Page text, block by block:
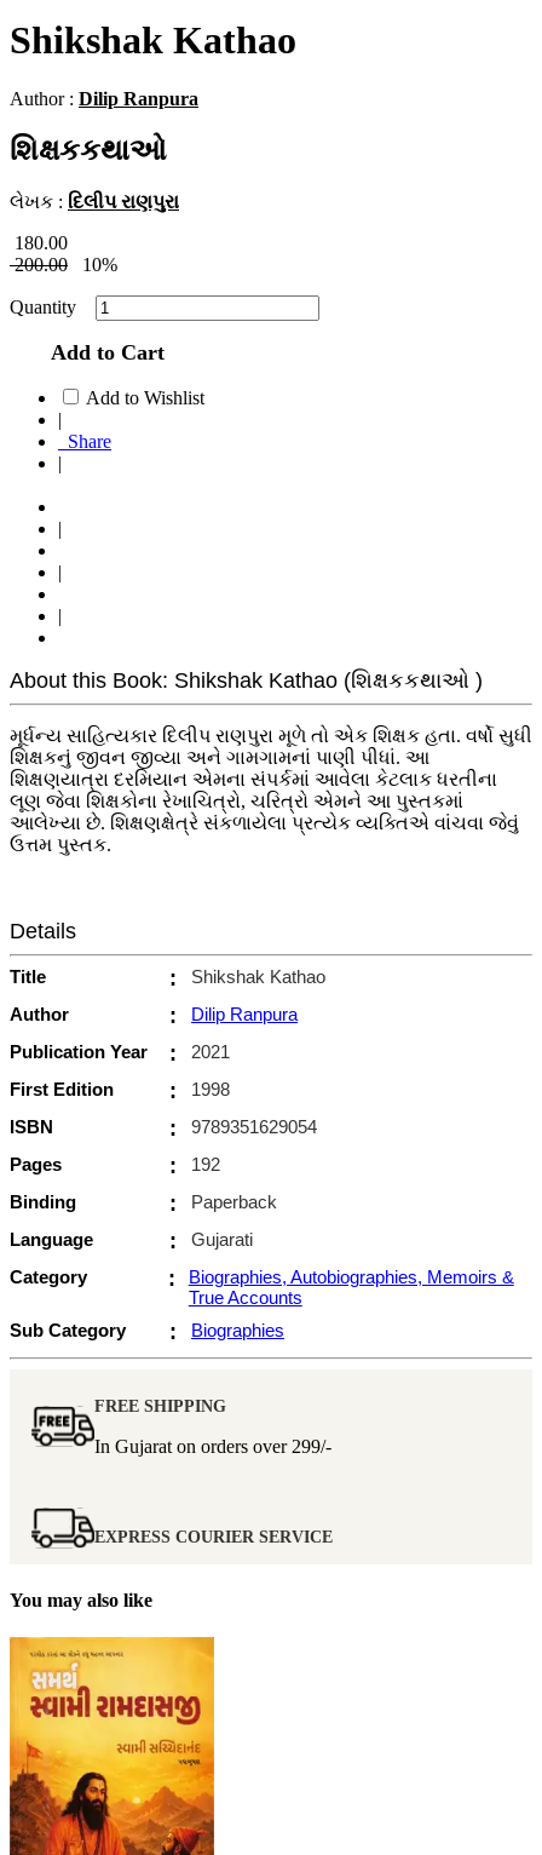
Shikshak Kathao
Author : Dilip Ranpura
શિક્ષકકથાઓ
લેખક : દિલીપ રાણપુરા
180.00
200.00
10%
Quantity
Add to Cart
Add to Wishlist
|
Share
|
|
|
|
About this Book: Shikshak Kathao (શિક્ષકકથાઓ )
મૂર્ધન્ય સાહિત્યકાર દિલીપ રાણપુરા મૂળે તો એક શિક્ષક હતા. વર્ષો સુધી
શિક્ષકનું જીવન જીવ્યા અને ગામગામનાં પાણી પીધાં. આ
શિક્ષણયાત્રા દરમિયાન એમના સંપર્કમાં આવેલા કેટલાક ધરતીના
લૂણ જેવા શિક્ષકોના રેખાચિત્રો, ચરિત્રો એમને આ પુસ્તકમાં
આલેખ્યા છે. શિક્ષણક્ષેત્રે સંકળાયેલા પ્રત્યેક વ્યક્તિએ વાંચવા જેવું
ઉત્તમ પુસ્તક.
Details
Title :
Shikshak Kathao
Author
:
Dilip Ranpura
Publication Year
:
2021
First Edition
:
1998
ISBN
:
9789351629054
Pages
:
192
Binding
:
Paperback
Language
:
Gujarati
Category
:
Biographies, Autobiographies, Memoirs &
True Accounts
Sub Category
: Biographies
FREE SHIPPING
In Gujarat on orders over 299/-
EXPRESS COURIER SERVICE
You may also like